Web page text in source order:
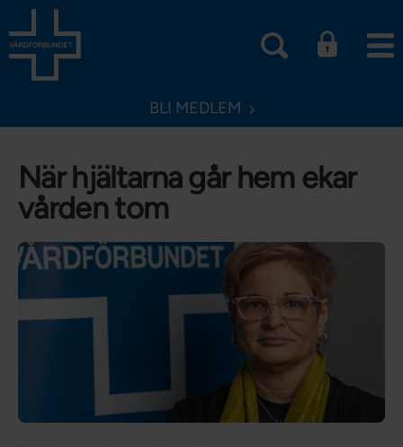
BLI MEDLEM
När hjältarna går hem ekar
vården tom